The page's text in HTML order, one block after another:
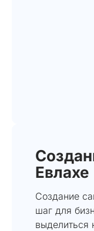
Евлахе
Создание
шаг для
выделиться